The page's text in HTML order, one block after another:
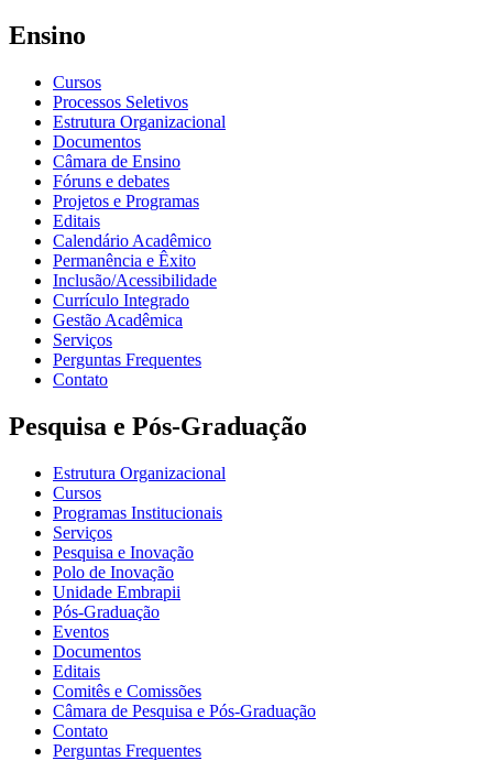
Ensino
Cursos
Processos Seletivos
Estrutura Organizacional
Documentos
Câmara de Ensino
Fóruns e debates
Projetos e Programas
Editais
Calendário Acadêmico
Permanência e Êxito
Inclusão/Acessibilidade
Currículo Integrado
Gestão Acadêmica
Serviços
Perguntas Frequentes
Contato
Pesquisa e Pós-Graduação
Estrutura Organizacional
Cursos
Programas Institucionais
Serviços
Pesquisa e Inovação
Polo de Inovação
Unidade Embrapii
Pós-Graduação
Eventos
Documentos
Editais
Comitês e Comissões
Câmara de Pesquisa e Pós-Graduação
Contato
Perguntas Frequentes